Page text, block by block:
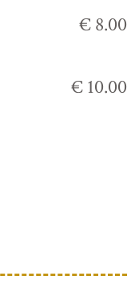
€ 8.00
€ 10.00